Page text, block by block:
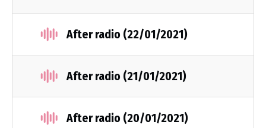
After radio (22/01/2021)
After radio (21/01/2021)
After radio (20/01/2021)